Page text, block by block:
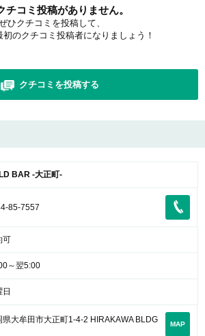
チコミ投稿がありません。
ひクチコミを投稿して、
初のクチコミ投稿者になりましょう！
クチコミを投稿する
BAR -大正町-
85-7557
可
～翌5:00
県大牟田市大正町1-4-2 HIRAKAWA BLDG
MAP